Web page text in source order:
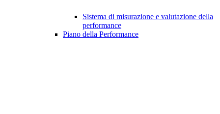
Sistema di misurazione e valutazione della
performance
Piano della Performance